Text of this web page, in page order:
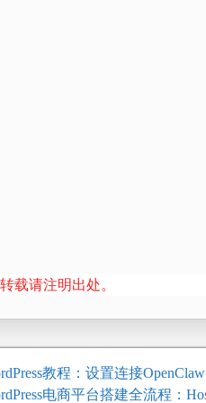
载请注明出处。
教程：设置连接
电商平台搭建全流程：